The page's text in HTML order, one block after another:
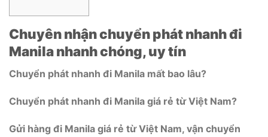
Chuyên nhận chuyển phát nhanh đi
Manilanhanh chóng, uy tín
Chuyển phát nhanh đi Manila mất bao lâu?
Chuyển phát nhanh đi Manila giá rẻ từ Việt Nam?
Gửi hàng đi Manila giá rẻ từ Việt Nam, vận chuyển